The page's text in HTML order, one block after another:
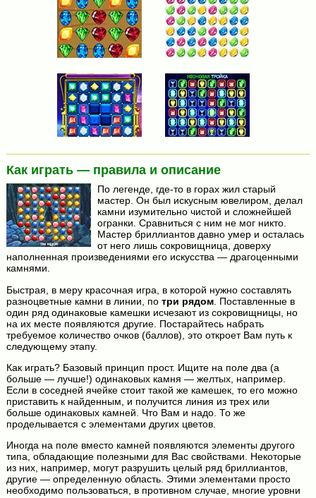
Как играть — правила и описание
По легенде, где-то в горах жил старый
мастер. Он был искусным ювелиром, делал
камни изумительно чистой и сложнейшей
огранки. Сравниться с ним не мог никто.
Мастер бриллиантов давно умер и осталась
от него лишь сокровищница, доверху
наполненная произведениями его искусства — драгоценными
камнями.
Быстрая, в меру красочная игра, в которой нужно составлять
разноцветные камни в линии, по три рядом. Поставленные в
один ряд одинаковые камешки исчезают из сокровищницы, но
на их месте появляются другие. Постарайтесь набрать
требуемое количество очков (баллов), это откроет Вам путь к
следующему этапу.
Как играть? Базовый принцип прост. Ищите на поле два (а
больше — лучше!) одинаковых камня — желтых, например.
Если в соседней ячейке стоит такой же камешек, то его можно
приставить к найденным, и получится линия из трех или
больше одинаковых камней. Что Вам и надо. То же
проделывается с элементами других цветов.
Иногда на поле вместо камней появляются элементы другого
типа, обладающие полезными для Вас свойствами. Некоторые
из них, например, могут разрушить целый ряд бриллиантов,
другие — определенную область. Этими элементами просто
необходимо пользоваться, в противном случае, многие уровни